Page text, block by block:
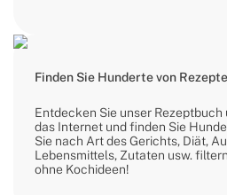
Finden Sie Hunderte von
Entdecken Sie unser Rezeptbuch
das Internet und finden Sie
Sie nach Art des Gerichts, Diät,
Lebensmittels, Zutaten usw.
ohne Kochideen!